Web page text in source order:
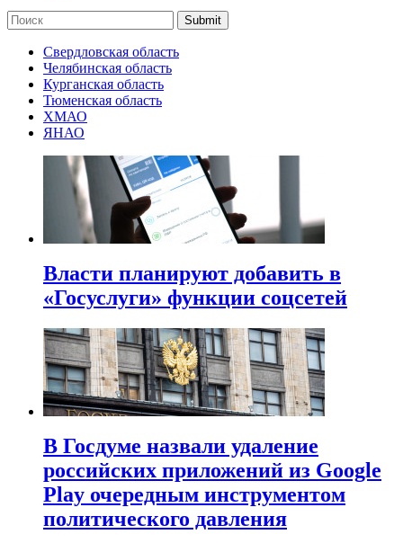
Submit
Свердловская область
Челябинская область
Курганская область
Тюменская область
ХМАО
ЯНАО
Власти планируют добавить в
«Госуслуги» функции соцсетей
В Госдуме назвали удаление
российских приложений из Google
Play очередным инструментом
политического давления